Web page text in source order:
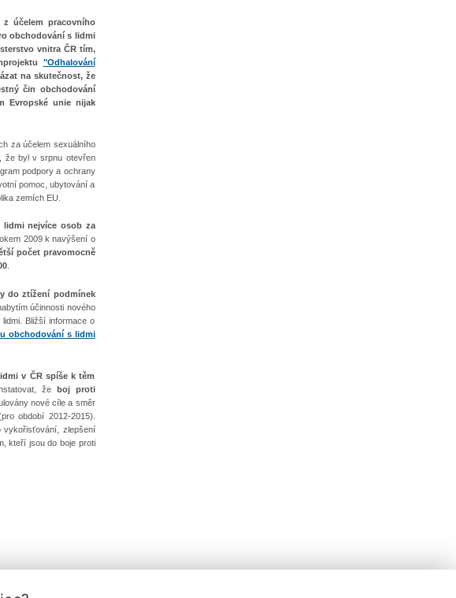
účelem pracovního
obchodování s lidmi
vnitra ČR tím,
"Odhalování
na skutečnost, že
čin obchodování
Evropské unie nijak
za účelem sexuálního
že byl v srpnu otevřen
podpory a ochrany
pomoc, ubytování a
zemích EU.
nejvíce osob za
2009 k navýšení o
počet pravomocně
.
do ztížení podmínek
účinnosti nového
Bližší informace o
obchodování s lidmi
v ČR spíše k těm
že boj proti
nové cíle a směr
období 2012-2015).
vykořisťování, zlepšení
kteří jsou do boje proti